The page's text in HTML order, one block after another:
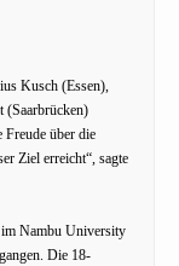
Kusch (Essen),
(Saarbrücken)
Freude über die
Ziel erreicht“, sagte
Nambu University
Die 18-